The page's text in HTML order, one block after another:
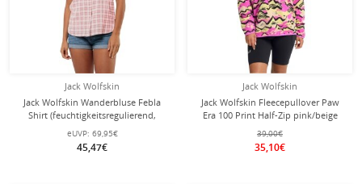
Jack Wolfskin
Jack Wolfskin Wanderbluse Febla
Shirt (feuchtigkeitsregulierend,
atmungsaktiv) Kurzarm pink Damen
eUVP: 69,95€
45,47€
Jack Wolfskin
Jack Wolfskin Fleecepullover Paw
Era 100 Print Half-Zip pink/beige
Damen
39,00€
35,10€